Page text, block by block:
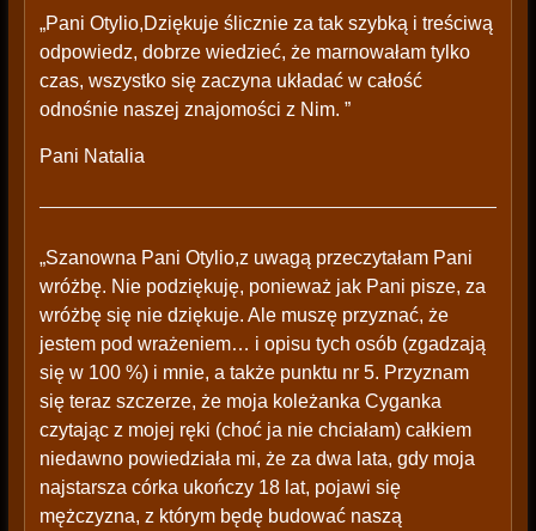
„Pani Otylio,Dziękuje ślicznie za tak szybką i treściwą
odpowiedz, dobrze wiedzieć, że marnowałam tylko
czas, wszystko się zaczyna układać w całość
odnośnie naszej znajomości z Nim. ”
Pani Natalia
„Szanowna Pani Otylio,z uwagą przeczytałam Pani
wróżbę. Nie podziękuję, ponieważ jak Pani pisze, za
wróżbę się nie dziękuje. Ale muszę przyznać, że
jestem pod wrażeniem… i opisu tych osób (zgadzają
się w 100 %) i mnie, a także punktu nr 5. Przyznam
się teraz szczerze, że moja koleżanka Cyganka
czytając z mojej ręki (choć ja nie chciałam) całkiem
niedawno powiedziała mi, że za dwa lata, gdy moja
najstarsza córka ukończy 18 lat, pojawi się
mężczyzna, z którym będę budować naszą